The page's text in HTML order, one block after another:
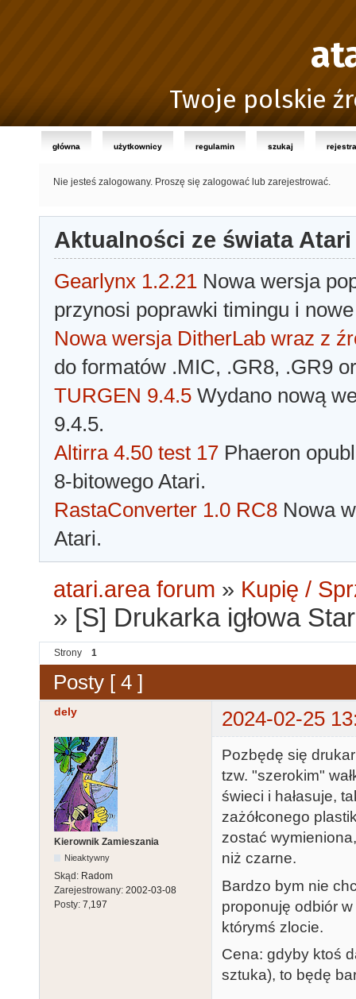
Twoje polskie
główna użytkownicy regulamin szukaj
Nie jesteś zalogowany. Proszę się zalogować lub zarejestrować.
Aktualności ze świata Atari
Gearlynx 1.2.21 Nowa wersja
przynosi poprawki timingu i
Nowa wersja DitherLab wraz z
do formatów .MIC, .GR8, .GR9
TURGEN 9.4.5 Wydano nową
9.4.5.
Altirra 4.50 test 17 Phaeron
8-bitowego Atari.
RastaConverter 1.0 RC8 Nowa
Atari.
atari.area forum » Kupię /
» [S] Drukarka igłowa
Strony 1
Posty [ 4 ]
dely 2024-02-25
Kierownik Zamieszania
Nieaktywny
Skąd: Radom
Zarejestrowany: 2002-03-08
Posty: 7,197
Pozbędę się
tzw. "szerokim"
świeci i hałasuje,
zażółconego
zostać
niż czarne.
Bardzo bym nie
proponuję odbiór
którymś zlocie.
Cena: gdyby ktoś
sztuka), to będę